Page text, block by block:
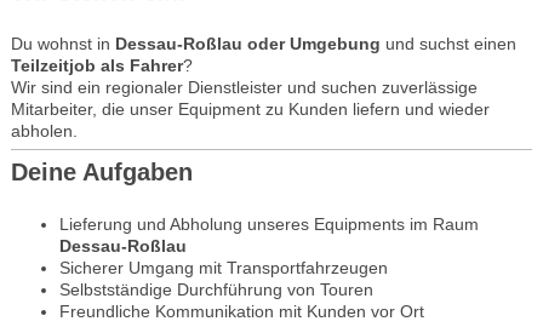
Du wohnst in Dessau-Roßlau oder Umgebung und suchst einen
Teilzeitjob als Fahrer?
Wir sind ein regionaler Dienstleister und suchen zuverlässige
Mitarbeiter, die unser Equipment zu Kunden liefern und wieder
abholen.
Deine Aufgaben
Lieferung und Abholung unseres Equipments im Raum
Dessau-Roßlau
Sicherer Umgang mit Transportfahrzeugen
Selbstständige Durchführung von Touren
Freundliche Kommunikation mit Kunden vor Ort